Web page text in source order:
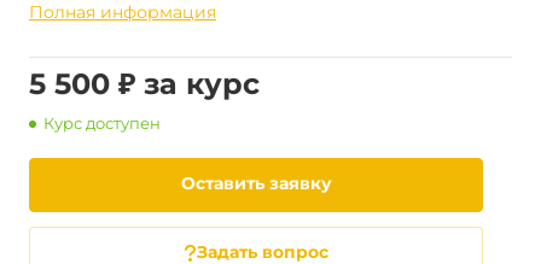
Полная информация
5 500 ₽ за курс
Курс доступен
Оставить заявку
Задать вопрос